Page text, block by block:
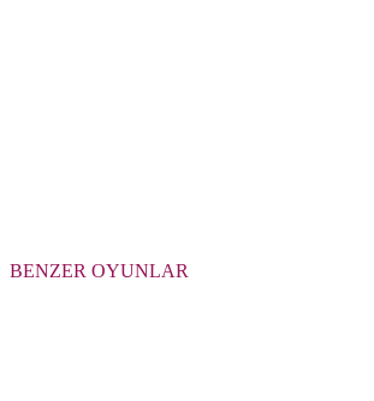
BENZER OYUNLAR